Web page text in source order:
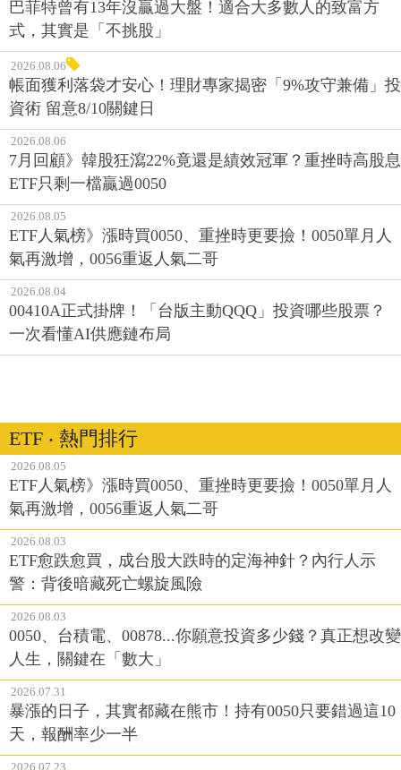
巴菲特曾有13年沒贏過大盤！適合大多數人的致富方
式，其實是「不挑股」
2026.08.06
帳面獲利落袋才安心！理財專家揭密「9%攻守兼備」投
資術 留意8/10關鍵日
2026.08.06
7月回顧》韓股狂瀉22%竟還是績效冠軍？重挫時高股息
ETF只剩一檔贏過0050
2026.08.05
ETF人氣榜》漲時買0050、重挫時更要撿！0050單月人
氣再激增，0056重返人氣二哥
2026.08.04
00410A正式掛牌！「台版主動QQQ」投資哪些股票？
一次看懂AI供應鏈布局
ETF ‧ 熱門排行
2026.08.05
ETF人氣榜》漲時買0050、重挫時更要撿！0050單月人
氣再激增，0056重返人氣二哥
2026.08.03
ETF愈跌愈買，成台股大跌時的定海神針？內行人示
警：背後暗藏死亡螺旋風險
2026.08.03
0050、台積電、00878...你願意投資多少錢？真正想改變
人生，關鍵在「數大」
2026.07.31
暴漲的日子，其實都藏在熊市！持有0050只要錯過這10
天，報酬率少一半
2026.07.23